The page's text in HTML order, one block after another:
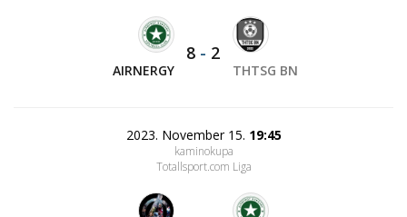
AIRNERGY
8 - 2
THTSG BN
2023. November 15. 19:45
kaminokupa
Totallsport.com Liga